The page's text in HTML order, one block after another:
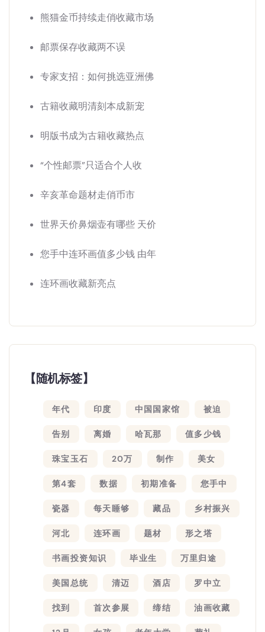
熊猫金币持续走俏收藏市场
邮票保存收藏两不误
专家支招：如何挑选亚洲佛
古籍收藏明清刻本成新宠
明版书成为古籍收藏热点
“个性邮票”只适合个人收
辛亥革命题材走俏币市
世界天价鼻烟壶有哪些 天价
您手中连环画值多少钱 由年
连环画收藏新亮点
【随机标签】
年代 印度 中国国家馆 被迫
告别 离婚 哈瓦那 值多少钱
珠宝玉石 20万 制作 美女
第4套 数据 初期准备 您手中
瓷器 每天睡够 藏品 乡村振兴
河北 连环画 题材 形之塔
书画投资知识 毕业生 万里归途
美国总统 清迈 酒店 罗中立
找到 首次参展 缔结 油画收藏